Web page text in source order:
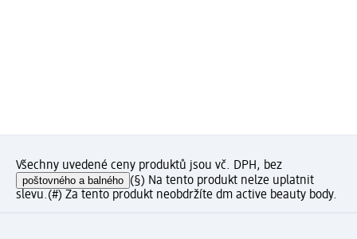
Všechny uvedené ceny produktů jsou vč. DPH, bez
poštovného a balného (§) Na tento produkt nelze uplatnit
slevu.(#) Za tento produkt neobdržíte dm active beauty body.